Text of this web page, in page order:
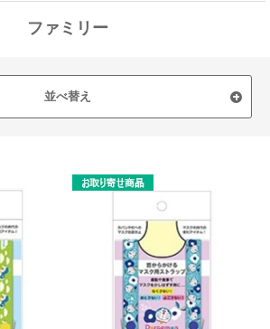
ファミリー
並べ替え